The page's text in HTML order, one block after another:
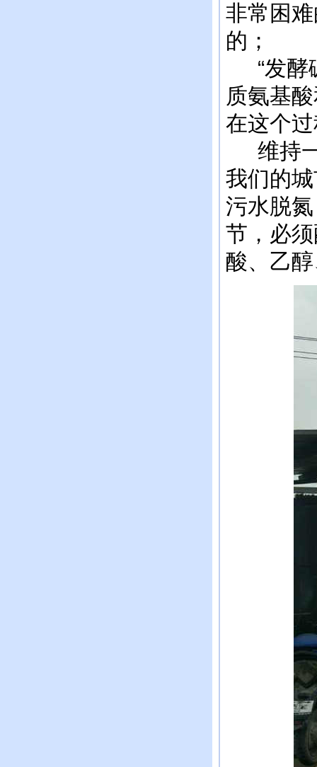
非常困
的；
“发酵
质氨基
在这个
维持一
我们的
污水脱
节，必
酸、乙